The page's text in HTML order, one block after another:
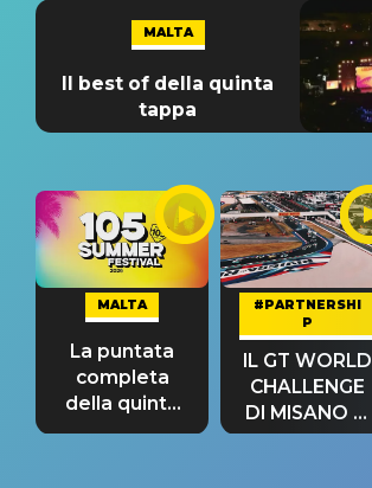
MALTA
Il best of della quinta
tappa
MALTA
La puntata
completa
della quinta
tappa
#PARTNERSHI
P
IL GT WORLD
CHALLENGE
DI MISANO si
riconferma